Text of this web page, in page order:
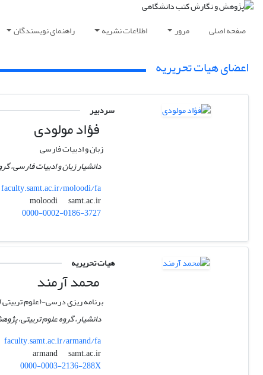
صفحه اصلی مرور اطلاعات نشریه راهنمای نویسندگان
اعضای هیات تحریریه
سردبیر
فؤاد مولودی
زبان و ادبیات فارسی
دانشیار زبان و ادبیات فارسی،
faculty.samt.ac.ir/moloodi/fa
moloodi
samt.ac.ir
0000-0002-0186-3727
هیات تحریریه
محمد آرمند
برنامه ریزی درسی-(علوم تربیتی)
دانشیار، گروه علوم تربیتی،
faculty.samt.ac.ir/armand/fa
armand
samt.ac.ir
0000-0003-2136-288X